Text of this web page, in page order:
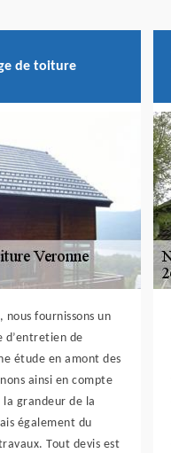
de toiture
nous fournissons un
d’entretien de
étude en amont des
ainsi en compte
grandeur de la
également du
Tout devis est